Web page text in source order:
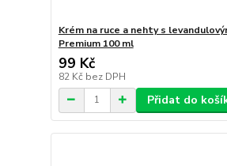
Krém na ruce a nehty s
Premium 100 ml
99 Kč
82 Kč bez DPH
Přidat do